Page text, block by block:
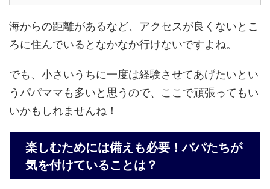
海からの距離があるなど、アクセスが良くないとこ
ろに住んでいるとなかなか行けないですよね。
でも、小さいうちに一度は経験させてあげたいとい
うパパママも多いと思うので、ここで頑張ってもい
いかもしれませんね！
楽しむためには備えも必要！パパたちが
気を付けていることは？